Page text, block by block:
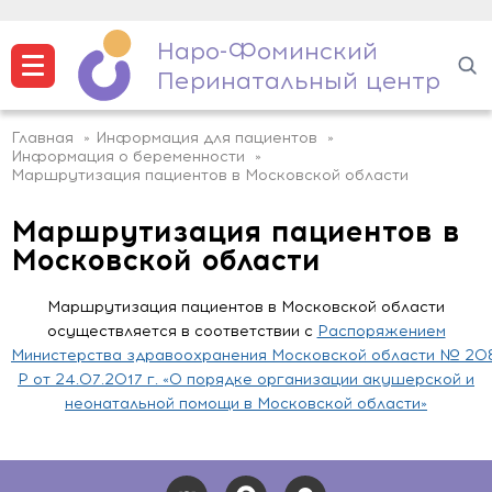
Наро-Фоминский
Перинатальный центр
Главная » Информация для пациентов
»
Информация о беременности
»
Маршрутизация пациентов в Московской области
Маршрутизация пациентов в
Московской области
Маршрутизация пациентов в Московской области
осуществляется в соответствии с Распоряжением
Министерства здравоохранения Московской области №
Р от 24.07.2017 г. «О порядке организации акушерской и
неонатальной помощи в Московской области»
НАЗАД
Наши преимущества
СМИ о нас
Новости
Руководство
Медицинский туризм
НАЗАД
Мягкие роды
Родзалы
Акции
Плановое кесарево сечение
Партнерские роды
НАЗАД
Записаться к репродуктологу
Центр вспомогательных
репродуктивных технологий
ЭКО
ИКСИ
Искусственная инсеминация (спермой
Программа переноса
НАЗАД
Контракт на роды с врачом
Проект «Роды без границ»
Контракт на роды с акушеркой
Налоговый вычет
Порядок предоставления платных
Палаты повышенной комфортности
НАЗАД
Детская реабилитация
Послеродовая реабилитация
Школа осознанного родительства
Информация о беременности
Ф.И.О.
Ф.И.О.
Телефон